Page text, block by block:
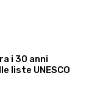
i 30 anni
liste UNESCO